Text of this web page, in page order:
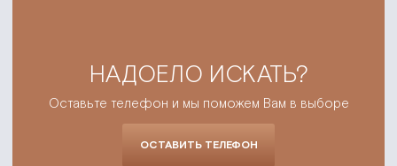
НАДОЕЛО ИСКАТЬ?
Оставьте телефон и мы поможем Вам в выборе
ОСТАВИТЬ ТЕЛЕФОН